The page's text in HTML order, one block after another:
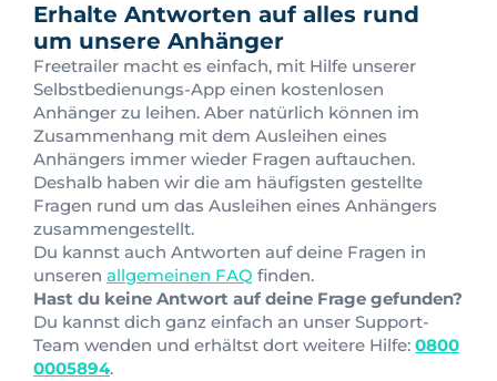
Erhalte Antworten auf alles rund
um unsere Anhänger
Freetrailer macht es einfach, mit Hilfe unserer
Selbstbedienungs-App einen kostenlosen
Anhänger zu leihen. Aber natürlich können im
Zusammenhang mit dem Ausleihen eines
Anhängers immer wieder Fragen auftauchen.
Deshalb haben wir die am häufigsten gestellte
Fragen rund um das Ausleihen eines Anhängers
zusammengestellt.
Du kannst auch Antworten auf deine Fragen in
unseren allgemeinen FAQ finden.
Hast du keine Antwort auf deine Frage gefunden?
Du kannst dich ganz einfach an unser Support-
Team wenden und erhältst dort weitere Hilfe: 0800
0005894.